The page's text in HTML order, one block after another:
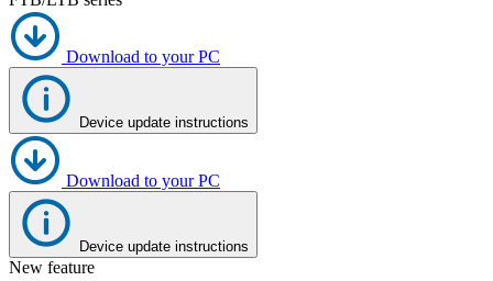
Corporate
Careers
Partners
Suppliers
Download to your PC
Device update instructions
Download to your PC
Device update instructions
New feature